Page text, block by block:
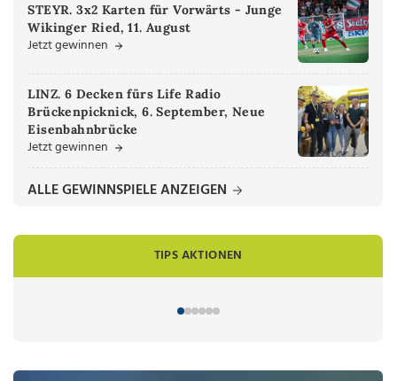
STEYR. 3x2 Karten für Vorwärts - Junge
Wikinger Ried, 11. August
Jetzt gewinnen
LINZ. 6 Decken fürs Life Radio
Brückenpicknick, 6. September, Neue
Eisenbahnbrücke
Jetzt gewinnen
ALLE GEWINNSPIELE ANZEIGEN
TIPS AKTIONEN